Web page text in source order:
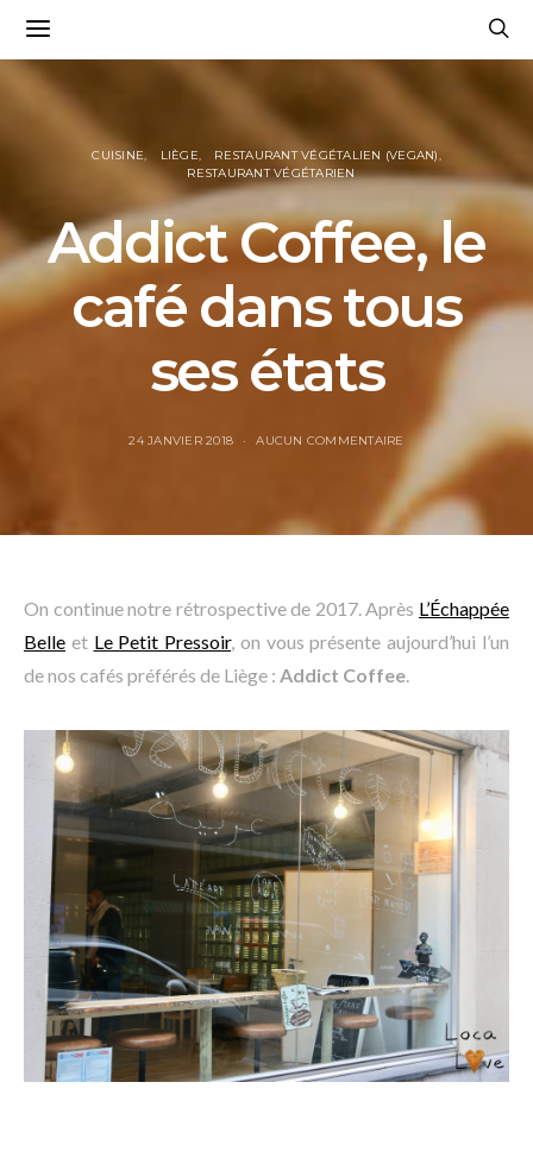
CUISINE LIÈGE
RESTAURANT VÉGÉTALIEN (VEGAN)
RESTAURANT VÉGÉTARIEN
Addict Coffee, le
café dans tous
ses états
24 JANVIER 2018 AUCUN COMMENTAIRE
On continue notre rétrospective de 2017. Après L’Échappée
Belle et Le Petit Pressoir, on vous présente aujourd’hui l’un
de nos cafés préférés de Liège : Addict Coffee.